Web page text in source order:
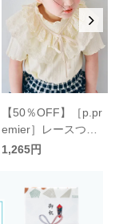
【50％OFF】［p.pr
emier］レースつけ
衿＆メロウ針抜きT
1,265円